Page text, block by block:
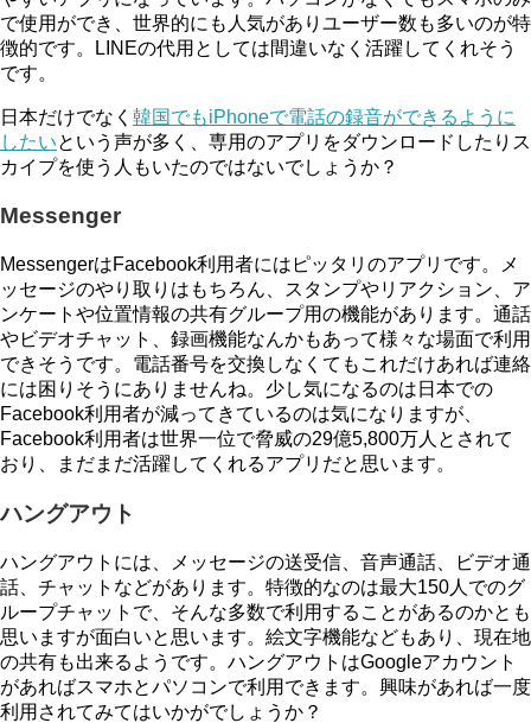
で使用ができ、世界的にも人気がありユーザー数も多いのが特
徴的です。LINEの代用としては間違いなく活躍してくれそう
です。
日本だけでなく 韓国でもiPhoneで電話の録音ができるように
したいという声が多く、専用のアプリをダウンロードしたりス
カイプを使う人もいたのではないでしょうか？
Messenger
MessengerはFacebook利用者にはピッタリのアプリです。メ
ッセージのやり取りはもちろん、スタンプやリアクション、ア
ンケートや位置情報の共有グループ用の機能があります。通話
やビデオチャット、録画機能なんかもあって様々な場面で利用
できそうです。電話番号を交換しなくてもこれだけあれば連絡
には困りそうにありませんね。少し気になるのは日本での
Facebook利用者が減ってきているのは気になりますが、
Facebook利用者は世界一位で脅威の29億5,800万人とされて
おり、まだまだ活躍してくれるアプリだと思います。
ハングアウト
ハングアウトには、メッセージの送受信、音声通話、ビデオ通
話、チャットなどがあります。特徴的なのは最大150人でのグ
ループチャットで、そんな多数で利用することがあるのかとも
思いますが面白いと思います。絵文字機能などもあり、現在地
の共有も出来るようです。ハングアウトはGoogleアカウント
があればスマホとパソコンで利用できます。興味があれば一度
利用されてみてはいかがでしょうか？